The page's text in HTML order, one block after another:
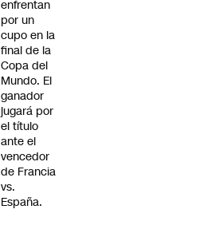
enfrentan
por un
cupo en la
final de la
Copa del
Mundo. El
ganador
jugará por
el título
ante el
vencedor
de Francia
vs.
España.